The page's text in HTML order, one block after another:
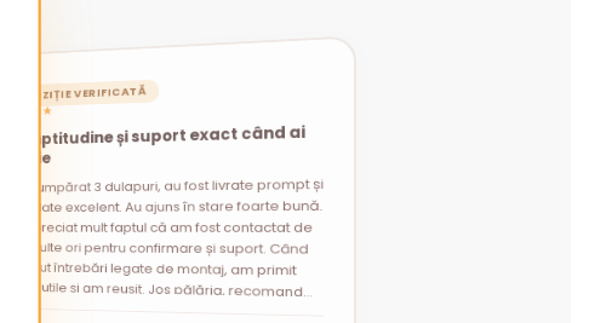
ACHIZIȚIE VERIFICATĂ
★★★★★
Promptitudine și suport exact când ai
nevoie
„Am cumpărat 3 dulapuri, au fost livrate prompt și
ambalate excelent. Au ajuns în stare foarte bună.
Am apreciat mult faptul că am fost contactat de
mai multe ori pentru confirmare și suport. Când
am avut întrebări legate de montaj, am primit
sfaturi utile și am reușit. Jos pălăria, recomand